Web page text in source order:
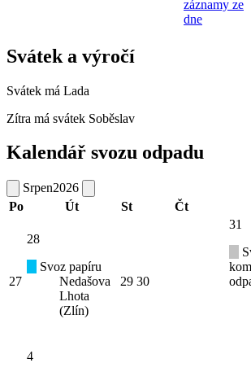
záznamy ze
dne
Svátek a výročí
Svátek má Lada
Zítra má svátek Soběslav
Kalendář svozu odpadu
Srpen2026
Po
Út St Čt
27
28
Svoz papíru
Nedašova
Lhota
(Zlín)
29 30
31
4